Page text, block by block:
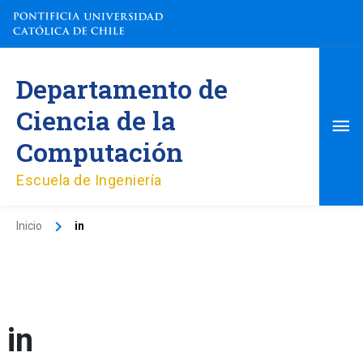
contenido
Departamento de
Ciencia de la
Computación
Escuela de Ingeniería
Inicio in
in